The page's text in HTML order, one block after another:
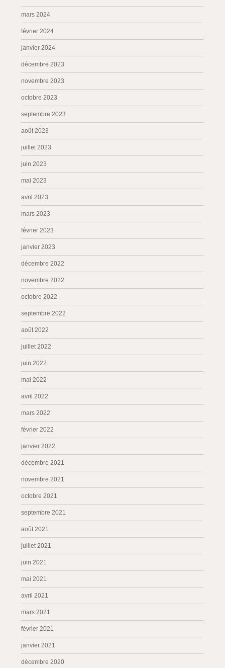
mars 2024
février 2024
janvier 2024
décembre 2023
novembre 2023
octobre 2023
septembre 2023
août 2023
juillet 2023
juin 2023
mai 2023
avril 2023
mars 2023
février 2023
janvier 2023
décembre 2022
novembre 2022
octobre 2022
septembre 2022
août 2022
juillet 2022
juin 2022
mai 2022
avril 2022
mars 2022
février 2022
janvier 2022
décembre 2021
novembre 2021
octobre 2021
septembre 2021
août 2021
juillet 2021
juin 2021
mai 2021
avril 2021
mars 2021
février 2021
janvier 2021
décembre 2020